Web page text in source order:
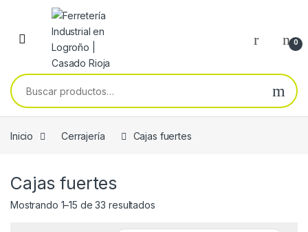
Skip to navigation
Skip to content
0
Buscar por:
Inicio Cerrajería Cajas fuertes
Cajas fuertes
Mostrando 1–15 de 33 resultadosOrdenado por popularidad